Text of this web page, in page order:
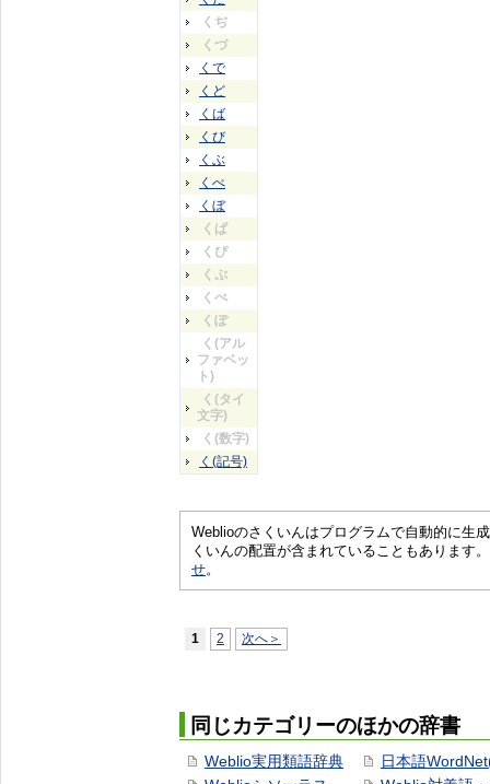
くぢ
くづ
くで
くど
くば
くび
くぶ
くべ
くぼ
くぱ
くぴ
くぷ
くぺ
くぽ
く(アル
ファベッ
ト)
く(タイ
文字)
く(数字)
く(記号)
Weblioのさくいんはプログラムで自動的に生
くいんの配置が含まれていることもあります
せ。
1 2 次へ＞
同じカテゴリーのほかの辞書
Weblio実用類語辞典
日本語